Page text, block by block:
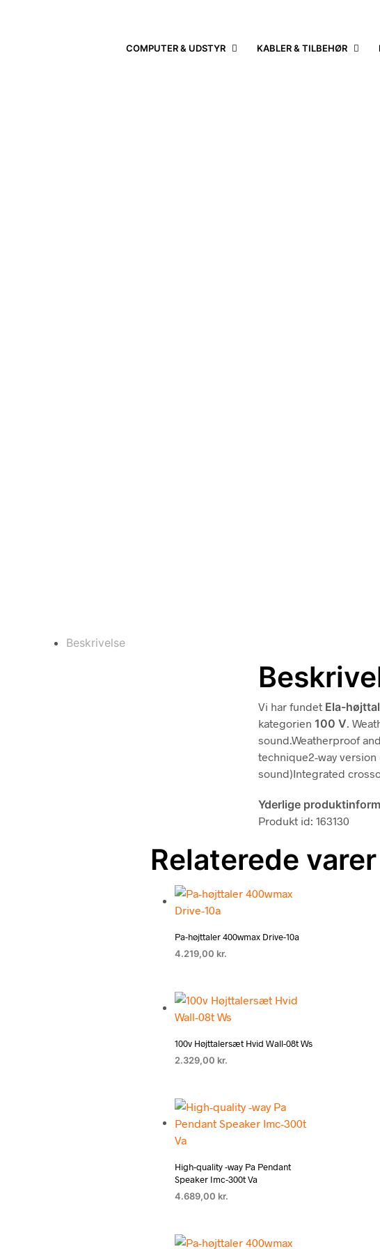
COMPUTER & UDSTYR KABLER & TILBEHØR
Beskrivelse
Vi har fundet Ela-
kategorien 100 V.
sound.Weatherproof
technique2-way
sound)Integrated
Yderlige
Produkt id: 163130
Relaterede varer
Pa-højttaler 400wmax Drive-10a
4.219,00 kr.
100v Højttalersæt Hvid Wall-08t Ws
2.329,00 kr.
High-quality -way Pa Pendant
Speaker Imc-300t Va
4.689,00 kr.